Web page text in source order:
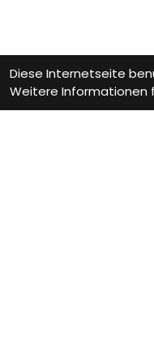
Diese Internetseite
Weitere Informationen